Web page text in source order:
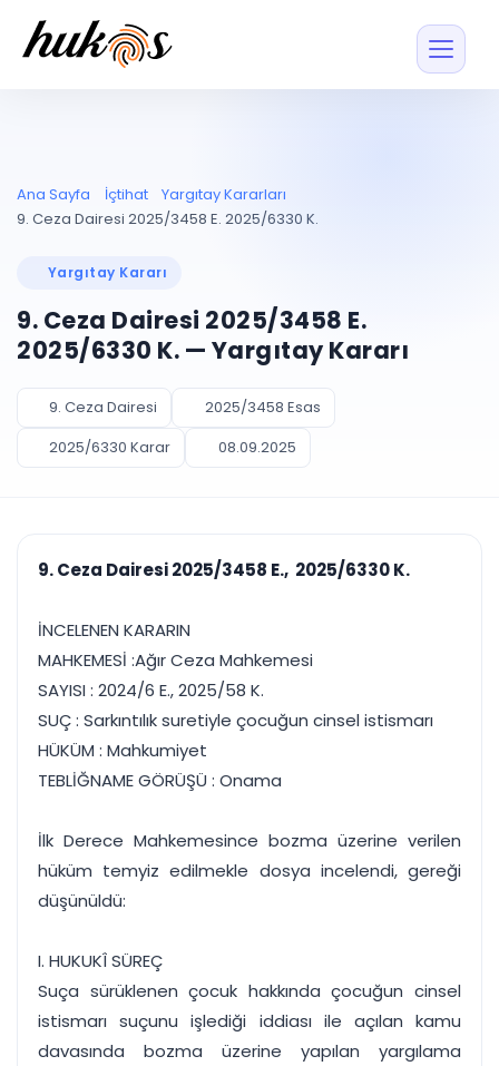
Entegrasyonu
UYAP ile otomatik
UYAP Evrak
Entegrasyonu
UETS Entegrasyonu
Tebligatları anında
Müvekkil ve taraf
Vekalet
PLANLAMA & TAKİP
Pano ve Takip
Duruşma ve görev
takvimi
Bildirim
takibi
Tek panelde uçtan uca yönetim
UYAP & UETS entegrasyonundan finansa, hepsi bir arada.
Tüm özellikleri inceleyin
Blog
Ücretsiz Başlayın Giriş Yap
Ana Sayfa İçtihat
Yargıtay Kararları
9. Ceza Dairesi 2025/3458 E. 2025/6330 K.
Yargıtay Kararı
9. Ceza Dairesi 2025/3458 E.
2025/6330 K. — Yargıtay Kararı
9. Ceza Dairesi
2025/3458 Esas
2025/6330 Karar
08.09.2025
9. Ceza Dairesi 2025/3458 E., 2025/6330 K.
İNCELENEN KARARIN
MAHKEMESİ :Ağır Ceza Mahkemesi
SAYISI : 2024/6 E., 2025/58 K.
SUÇ : Sarkıntılık suretiyle çocuğun cinsel istismarı
HÜKÜM : Mahkumiyet
TEBLİĞNAME GÖRÜŞÜ : Onama
İlk Derece Mahkemesince bozma üzerine verilen
hüküm temyiz edilmekle dosya incelendi, gereği
düşünüldü:
I. HUKUKÎ SÜREÇ
Suça sürüklenen çocuk hakkında çocuğun cinsel
istismarı suçunu işlediği iddiası ile açılan kamu
davasında bozma üzerine yapılan yargılama